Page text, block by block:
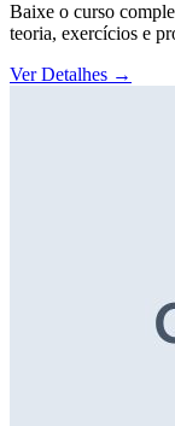
Baixe o curso
teoria, exercícios e
Ver Detalhes →